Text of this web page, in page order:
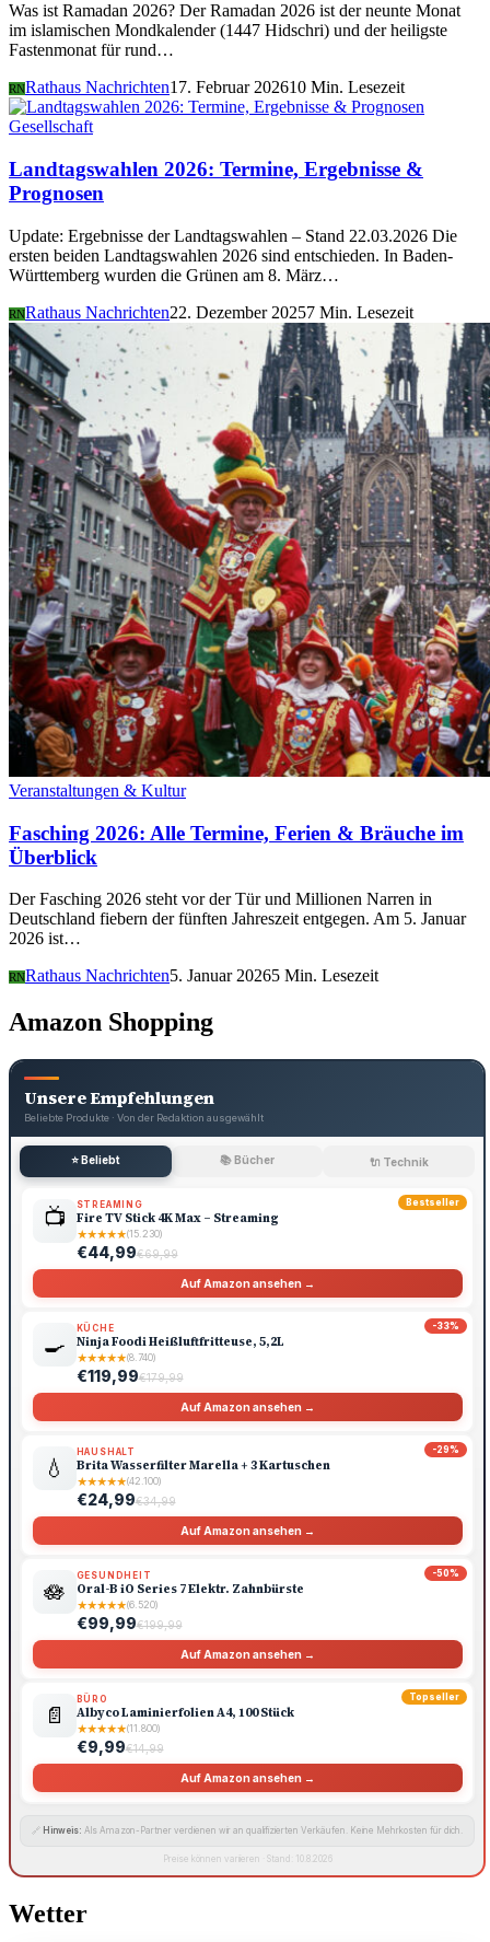
Was ist Ramadan 2026? Der Ramadan 2026 ist der neunte Monat
im islamischen Mondkalender (1447 Hidschri) und der heiligste
Fastenmonat für rund…
RNRathaus Nachrichten17. Februar 202610 Min. Lesezeit
Gesellschaft
Landtagswahlen 2026: Termine, Ergebnisse &
Prognosen
Update: Ergebnisse der Landtagswahlen – Stand 22.03.2026 Die
ersten beiden Landtagswahlen 2026 sind entschieden. In Baden-
Württemberg wurden die Grünen am 8. März…
RNRathaus Nachrichten22. Dezember 20257 Min. Lesezeit
Veranstaltungen & Kultur
Fasching 2026: Alle Termine, Ferien & Bräuche im
Überblick
Der Fasching 2026 steht vor der Tür und Millionen Narren in
Deutschland fiebern der fünften Jahreszeit entgegen. Am 5. Januar
2026 ist…
RNRathaus Nachrichten5. Januar 20265 Min. Lesezeit
Amazon Shopping
Unsere Empfehlungen
Beliebte Produkte · Von der Redaktion ausgewählt
⭐ Beliebt 📚 Bücher 🔌 Technik
Bestseller
📺 STREAMING
Fire TV Stick 4K Max – Streaming
★★★★★(15.230)
€44,99€69,99
Auf Amazon ansehen →
-33%
🍳
KÜCHE
Ninja Foodi Heißluftfritteuse, 5,2L
★★★★★(8.740)
€119,99€179,99
Auf Amazon ansehen →
-29%
💧
HAUSHALT
Brita Wasserfilter Marella + 3 Kartuschen
★★★★★(42.100)
€24,99€34,99
Auf Amazon ansehen →
-50%
🪷
GESUNDHEIT
Oral-B iO Series 7 Elektr. Zahnbürste
★★★★★(6.520)
€99,99€199,99
Auf Amazon ansehen →
Topseller
📄
BÜRO
Albyco Laminierfolien A4, 100 Stück
★★★★★(11.800)
€9,99€14,99
Auf Amazon ansehen →
🔗 Hinweis: Als Amazon-Partner verdienen wir an qualifizierten Verkäufen. Keine Mehrkosten für dich.
Preise können variieren · Stand: 10.8.2026
Wetter